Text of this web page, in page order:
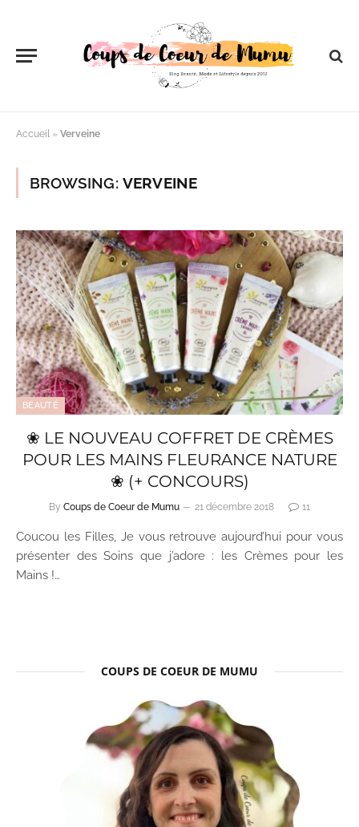
Accueil » Verveine
BROWSING: VERVEINE
BEAUTÉ
❀ LE NOUVEAU COFFRET DE CRÈMES
POUR LES MAINS FLEURANCE NATURE
❀ (+ CONCOURS)
By Coups de Coeur de Mumu 21 décembre 2018 11
Coucou les Filles, Je vous retrouve aujourd’hui pour vous
présenter des Soins que j’adore : les Crèmes pour les
Mains !…
COUPS DE COEUR DE MUMU